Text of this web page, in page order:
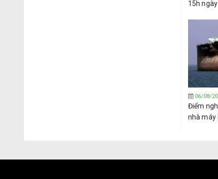
15h
06/08/
Điểm
nhà máy